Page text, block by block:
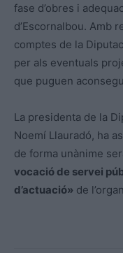
fase d’obres i
d’Escornalbou. Amb
comptes de la
per als eventuals
que puguen
La presidenta de la
Noemí Llauradó, ha
de forma unànime
vocació de servei
d’actuació» de